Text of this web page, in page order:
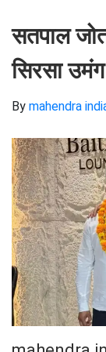
सतपाल
सिरसा
By mahendra